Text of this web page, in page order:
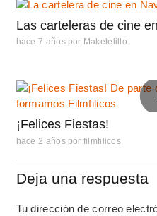
Las carteleras de cine
hace 7 años por Makelelillo
¡Felices Fiestas!
hace 2 años por filmfilicos
Deja una respuesta
Tu dirección de correo